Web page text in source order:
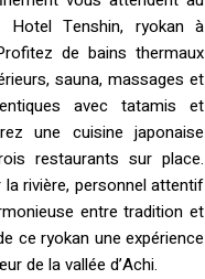
Hotel Tenshin, ryokan à
de bains thermaux
sauna, massages et
avec tatamis et
une cuisine japonaise
restaurants sur place.
rivière, personnel attentif
entre tradition et
ce ryokan une expérience
de la vallée d’Achi.